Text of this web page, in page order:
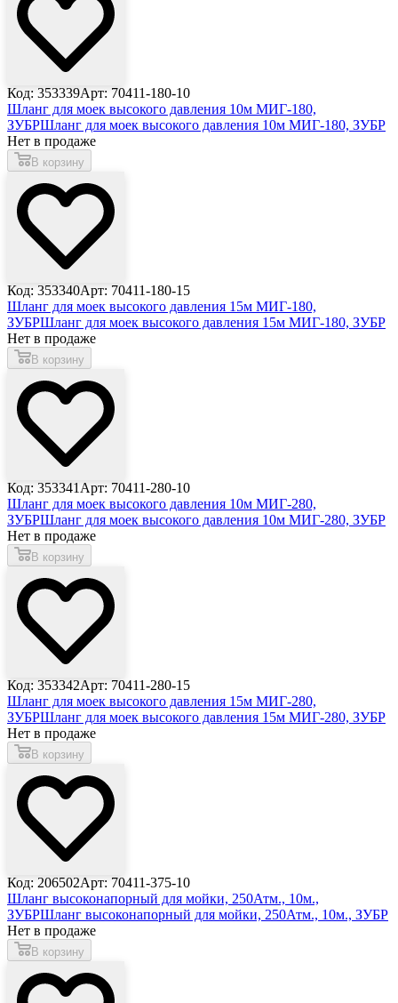
Код: 353339Арт: 70411-180-10
Шланг для моек высокого давления 10м МИГ-180,
ЗУБРШланг для моек высокого давления 10м МИГ-180, ЗУБР
Нет в продаже
В корзину
Код: 353340Арт: 70411-180-15
Шланг для моек высокого давления 15м МИГ-180,
ЗУБРШланг для моек высокого давления 15м МИГ-180, ЗУБР
Нет в продаже
В корзину
Код: 353341 Арт: 70411-280-10
Шланг для моек высокого давления 10м МИГ-280,
ЗУБРШланг для моек высокого давления 10м МИГ-280, ЗУБР
Нет в продаже
В корзину
Код: 353342Арт: 70411-280-15
Шланг для моек высокого давления 15м МИГ-280,
ЗУБРШланг для моек высокого давления 15м МИГ-280, ЗУБР
Нет в продаже
В корзину
Код: 206502Арт: 70411-375-10
Шланг высоконапорный для мойки, 250Атм., 10м.,
ЗУБРШланг высоконапорный для мойки, 250Атм., 10м., ЗУБР
Нет в продаже
В корзину